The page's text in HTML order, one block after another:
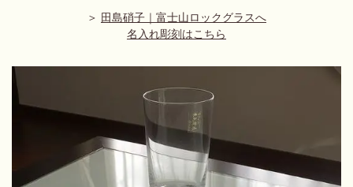
＞ 田島硝子｜富士山ロックグラスへ
名入れ彫刻はこちら